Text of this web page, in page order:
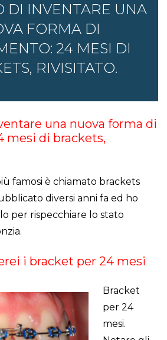
DI INVENTARE UNA
FORMA DI
24 MESI DI
RIVISITATO.
una nuova forma di
mesi di brackets,
famosi è chiamato brackets
diversi anni fa ed ho
per rispecchiare lo stato
i bracket per 24 mesi
Bracket
per 24
mesi.